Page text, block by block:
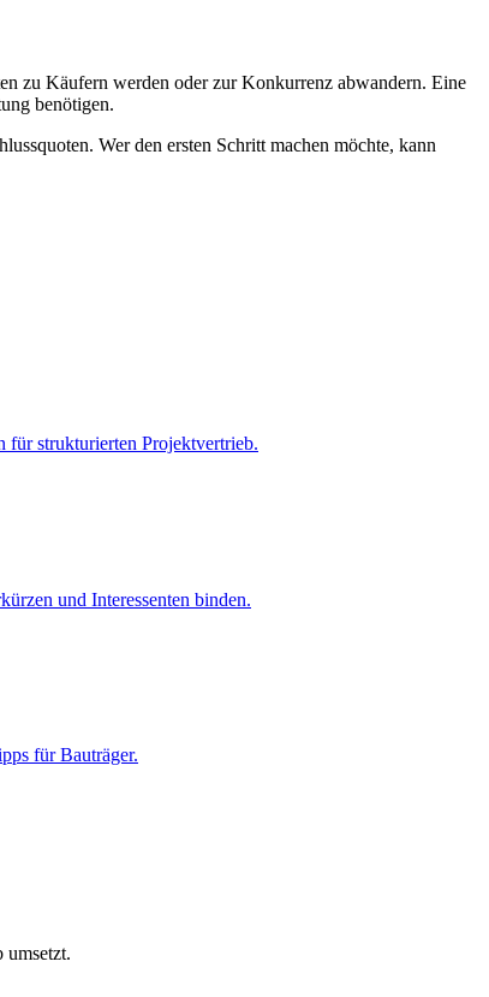
zu Käufern werden oder zur Konkurrenz abwandern. Eine
benötigen.
Wer den ersten Schritt machen möchte, kann
für strukturierten Projektvertrieb.
und Interessenten binden.
für Bauträger.
umsetzt.